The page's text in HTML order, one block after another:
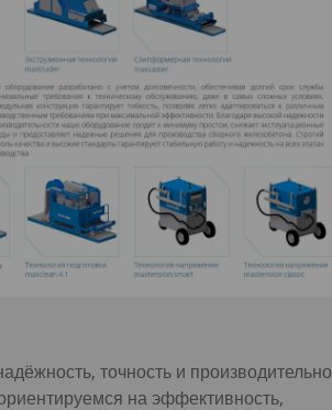
точность и
на эффективность,